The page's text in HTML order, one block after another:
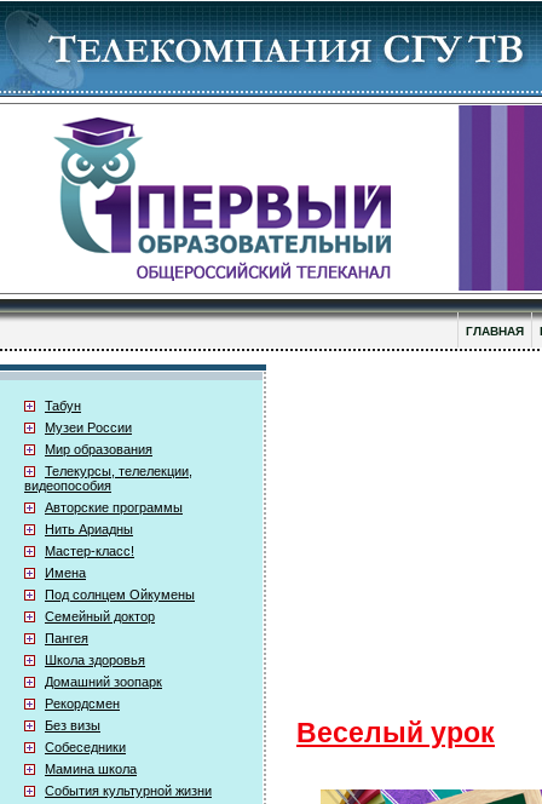
ГЛАВНАЯ
Табун
Музеи России
Мир образования
Телекурсы, телелекции,
видеопособия
Авторские программы
Нить Ариадны
Мастер-класс!
Имена
Под солнцем Ойкумены
Семейный доктор
Пангея
Школа здоровья
Домашний зоопарк
Рекордсмен
Без визы
Собеседники
Мамина школа
События культурной жизни
Веселый урок